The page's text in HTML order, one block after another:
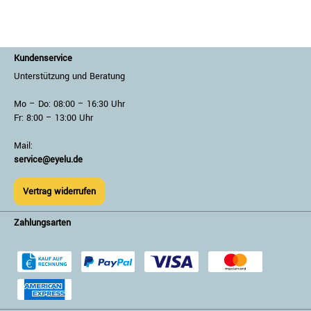
Kundenservice
Unterstützung und Beratung
Mo – Do: 08:00 – 16:30 Uhr
Fr: 8:00 – 13:00 Uhr
Mail:
service@eyelu.de
Vertrag widerrufen
Zahlungsarten